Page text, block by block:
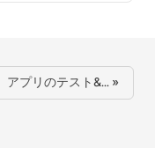
アプリのテスト&… »